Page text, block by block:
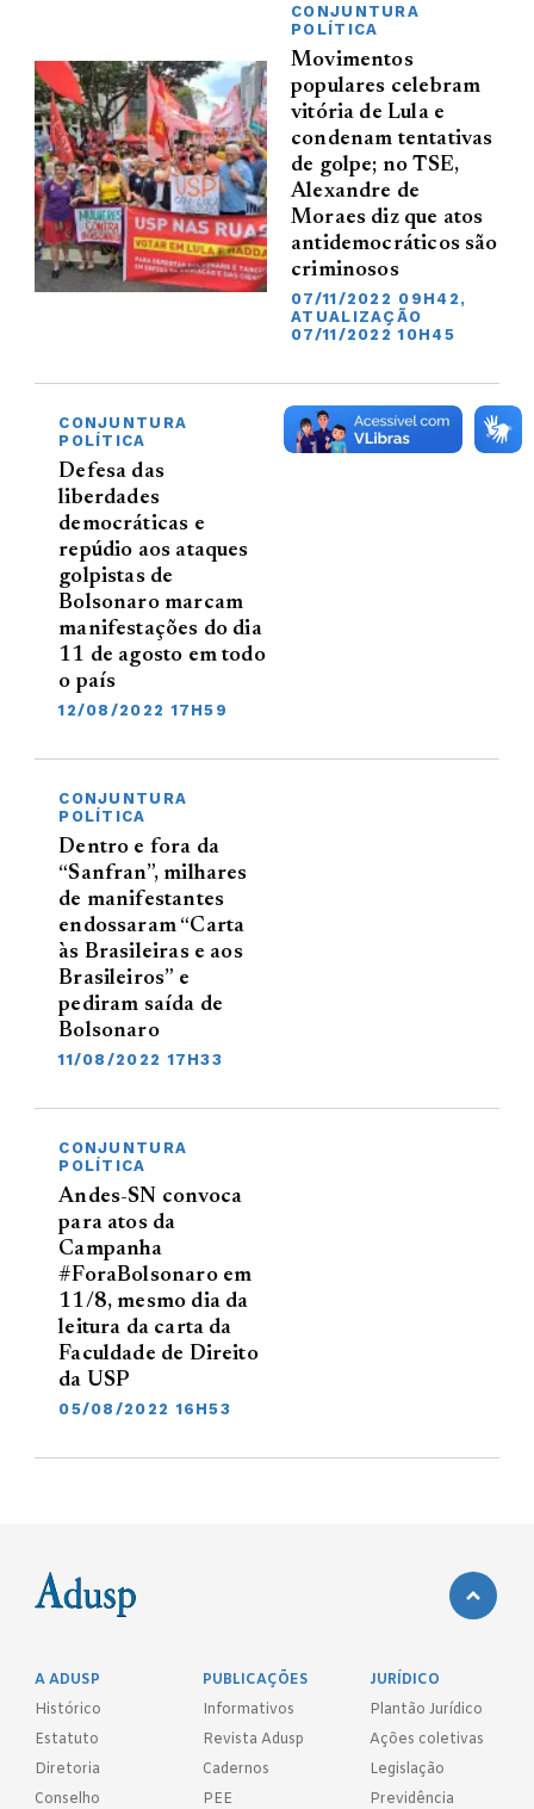
CONJUNTURA
POLÍTICA
Movimentos
populares celebram
vitória de Lula e
condenam tentativas
de golpe; no TSE,
Alexandre de
Moraes diz que atos
antidemocráticos são
criminosos
07/11/2022 09H42,
ATUALIZAÇÃO
07/11/2022 10H45
CONJUNTURA
POLÍTICA
Defesa das
liberdades
democráticas e
repúdio aos ataques
golpistas de
Bolsonaro marcam
manifestações do dia
11 de agosto em todo
o país
12/08/2022 17H59
CONJUNTURA
POLÍTICA
Dentro e fora da
“Sanfran”, milhares
de manifestantes
endossaram “Carta
às Brasileiras e aos
Brasileiros” e
pediram saída de
Bolsonaro
11/08/2022 17H33
CONJUNTURA
POLÍTICA
Andes-SN convoca
para atos da
Campanha
#ForaBolsonaro em
11/8, mesmo dia da
leitura da carta da
Faculdade de Direito
da USP
05/08/2022 16H53
A ADUSP
Histórico
Estatuto
Diretoria
Conselho
PUBLICAÇÕES
Informativos
Revista Adusp
Cadernos
PEE
JURÍDICO
Plantão Jurídico
Ações coletivas
Legislação
Previdência